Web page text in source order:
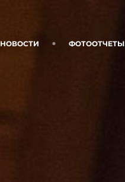
НОВОСТИ ФОТООТЧЕТЫ